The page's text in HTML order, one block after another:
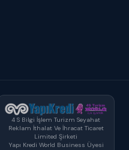
4 S Bilgi İşlem Turizm Seyahat
Reklam İthalat Ve İhracat Ticaret
Limited Şirketi
Yapı Kredi World Business Üyesi